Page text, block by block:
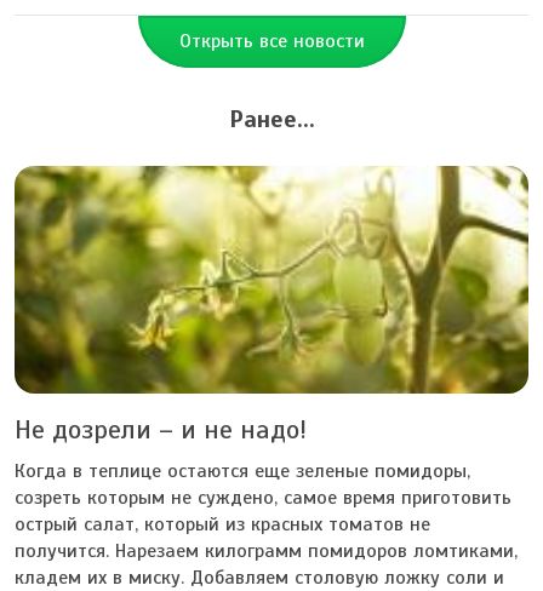
Открыть все новости
Ранее...
Не дозрели – и не надо!
Когда в теплице остаются еще зеленые помидоры,
созреть которым не суждено, самое время приготовить
острый салат, который из красных томатов не
получится. Нарезаем килограмм помидоров ломтиками,
кладем их в миску. Добавляем столовую ложку соли и